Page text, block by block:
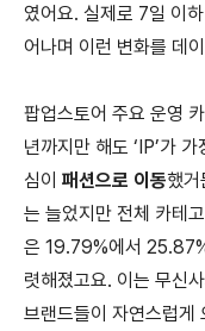
였어요. 실제로 7일 이
어나며 이런 변화를 데
팝업스토어 주요 운영
년까지만 해도 ‘IP’가
심이 패션으로 이동했거
는 늘었지만 전체 카테
은 19.79%에서
렷해졌고요. 이는 무신
브랜드들이 자연스럽게